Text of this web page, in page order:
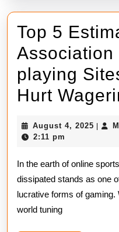
Top 5
Association
playing
Hurt
August 4, 2025 |
2:11 pm
In the earth of online
dissipated stands as one
lucrative forms of gaming.
world tuning